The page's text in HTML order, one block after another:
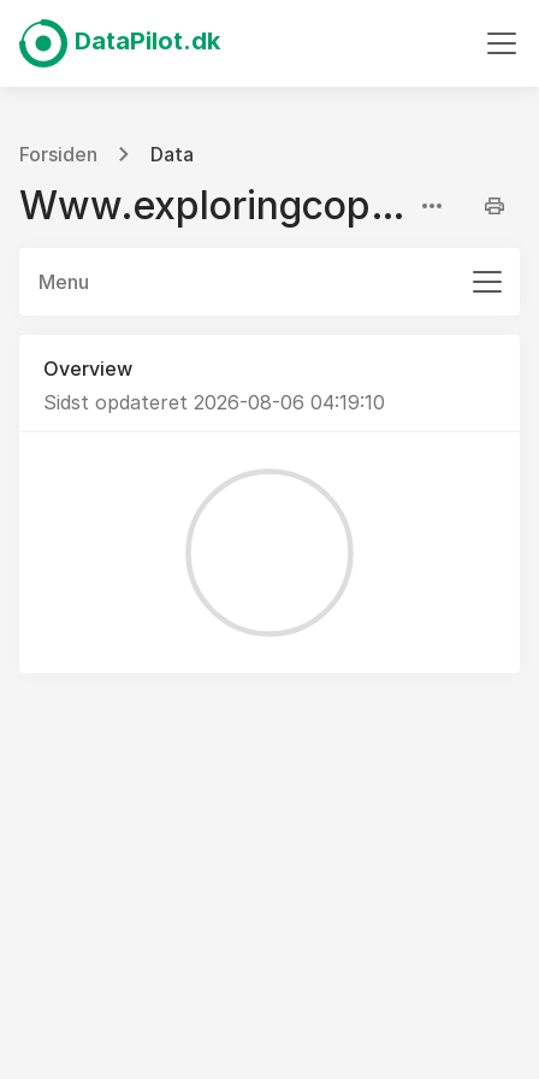
DataPilot.dk
Forsiden Data
Www.exploringcopenhagen.dk
Menu
Overview
Sidst opdateret 2026-08-06 04:19:10